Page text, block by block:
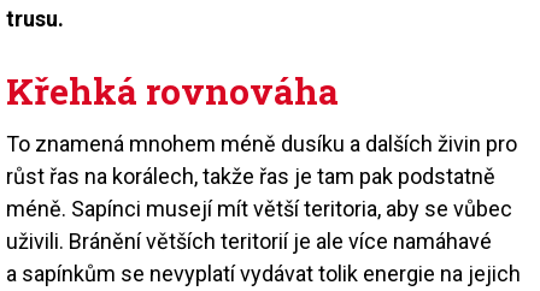
trusu.
Křehká rovnováha
To znamená mnohem méně dusíku a dalších živin pro
růst řas na korálech, takže řas je tam pak podstatně
méně. Sapínci musejí mít větší teritoria, aby se vůbec
uživili. Bránění větších teritorií je ale více namáhavé
a sapínkům se nevyplatí vydávat tolik energie na jejich